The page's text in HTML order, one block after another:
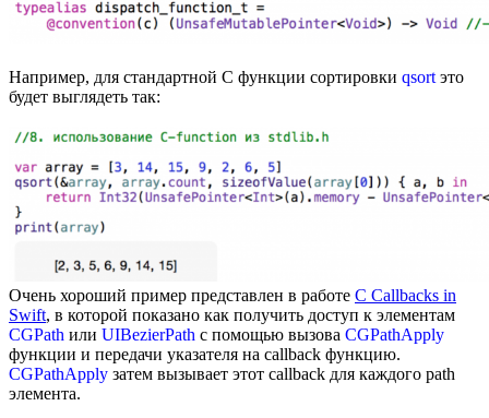
Например, для стандартной C функции сортировки qsort это
будет выглядеть так:
Очень хороший пример представлен в работе C Callbacks in
Swift, в которой показано как получить доступ к элементам
CGPath или UIBezierPath с помощью вызова CGPathApply
функции и передачи указателя на callback функцию.
CGPathApply затем вызывает этот callback для каждого path
элемента.